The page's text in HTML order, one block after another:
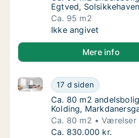
Egtved, Solsikkehaven
Ca. 95 m2
Ca. 95 m2
Ikke angivet
Mere info
Ca. 80 m2
17 d siden
Ca. 80 m2 andelsbolig til salg
Ca. 80 m2
Ca. 80 m2
Kolding,
Ca. 80 m2
Værelser
Ca. 80 m2
Ca. 830.000 kr.